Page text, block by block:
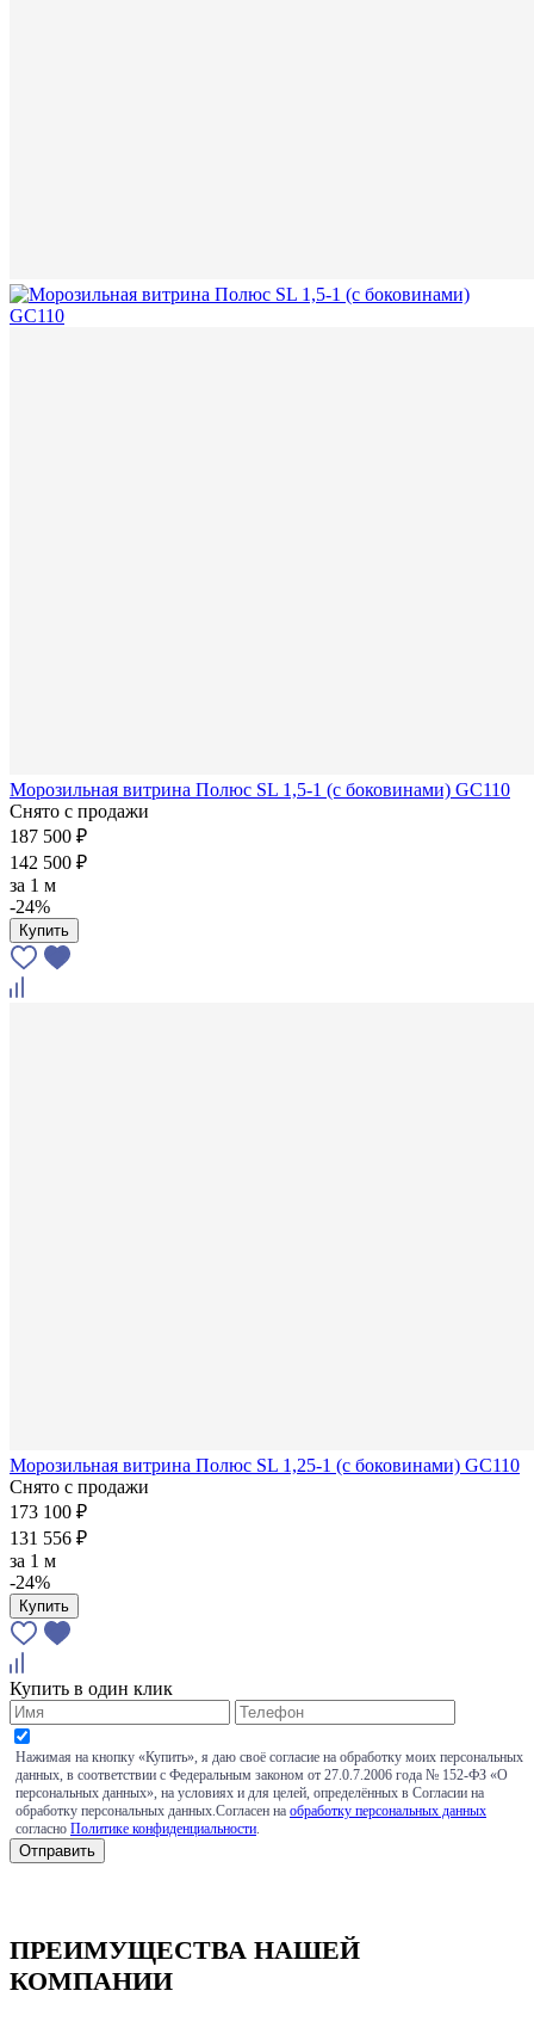
Морозильная витрина Полюс SL 1,5-1 (с боковинами) GC110
Снято с продажи
187 500 ₽
142 500 ₽
за 1 м
-24%
Купить
Морозильная витрина Полюс SL 1,25-1 (с боковинами) GC110
Снято с продажи
173 100 ₽
131 556 ₽
за 1 м
-24%
Купить
Купить в один клик
Нажимая на кнопку «Купить», я даю своё согласие на обработку моих персональных
данных, в соответствии с Федеральным законом от 27.0.7.2006 года № 152-ФЗ «О
персональных данных», на условиях и для целей, определённых в Согласии на
обработку персональных данных.Согласен на обработку персональных данных
согласно Политике конфиденциальности
ПРЕИМУЩЕСТВА НАШЕЙ
КОМПАНИИ